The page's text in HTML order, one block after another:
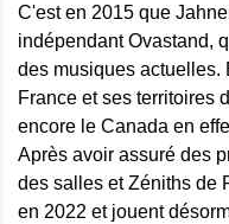
C'est en 2015 que
indépendant Ovastand,
des musiques actuelles.
France et ses territoires
encore le Canada en
Après avoir assuré des
des salles et Zéniths de
en 2022 et jouent